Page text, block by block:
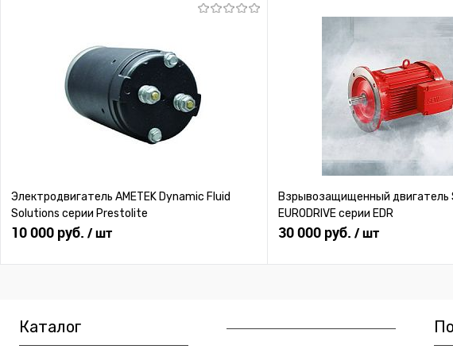
Электродвигатель AMETEK Dynamic Fluid
Solutions серии Prestolite
10 000 руб. / шт
Взрывозащищенный двигатель
EURODRIVE серии EDR
30 000 руб. / шт
Каталог